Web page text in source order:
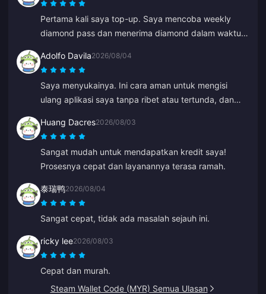
Pertama kali saya top-up. Saya mencoba weekly
diamond pass dan menerima diamond dalam waktu 2
Adolfo Davila2026/08/04
Saya menyukainya. Ini cara aman untuk mengisi
ulang aplikasi saya tanpa ribet atau tertunda, dan
Huang Dacres2026/08/03
Sangat mudah untuk mendapatkan kredit saya!
Prosesnya cepat dan layanannya terasa ramah.
泰瑞鸭2026/08/04
Sangat cepat, tidak ada masalah sejauh ini.
ricky lee2026/08/03
Cepat dan murah.
Steam Wallet Code (MYR) Semua Ulasan